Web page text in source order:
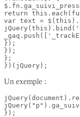
return
var text =
});
});
};
})(jQuery);
Un exemple :
});